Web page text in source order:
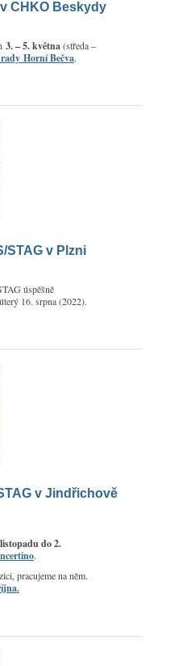
CHKO Beskydy
3. – 5. května(středa –
Horní Bečva.
STAG v Plzni
úspěšně
16. srpna (2022).
v Jindřichově
do 2.
.
pracujeme na něm.